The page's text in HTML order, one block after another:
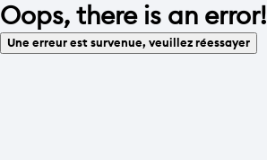
Oops, there is an error!
Une erreur est survenue, veuillez réessayer